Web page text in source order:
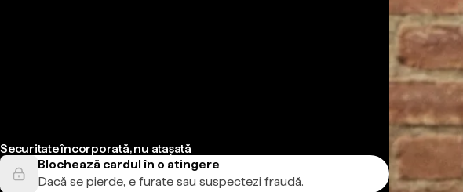
Securitate încorporată, nu atașată
Blochează cardul în o atingere
Dacă se pierde, e furate sau suspectezi fraudă.